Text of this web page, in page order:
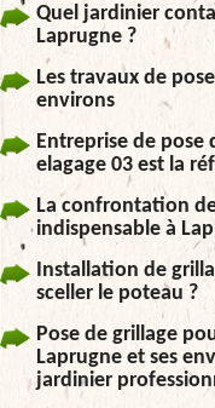
Quel jardinier
Laprugne ?
Les travaux de
environs
Entreprise de pose
elagage 03 est la
La confrontation
indispensable à
Installation de
sceller le poteau ?
Pose de grillage
Laprugne et ses
jardinier